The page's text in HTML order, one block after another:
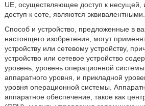
UE, осуществляющее доступ к
доступ к соте, являются эквивалентными.
Способ и устройство, предложенные в
настоящего изобретения, могут
устройству или сетевому устройству,
устройство или сетевое устройство
уровень, уровень операционной
аппаратного уровня, и прикладной
уровня операционной системы.
аппаратное обеспечение, такое как